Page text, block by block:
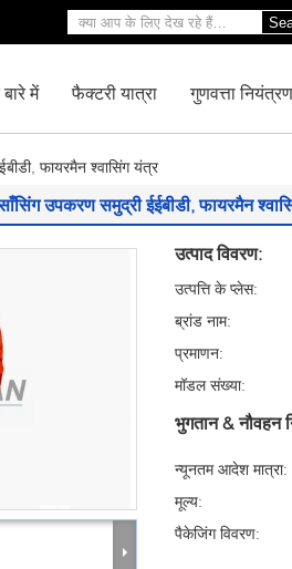
बारे में फैक्टरी यात्रा गुणवत्ता नियंत्रण
फायरमैन श्वासिंग यंत्र
उपकरण समुद्री ईईबीडी, फायरमैन
उत्पाद विवरण:
उत्पत्ति के प्लेस:
ब्रांड नाम:
प्रमाणन:
मॉडल संख्या:
भुगतान & नौवहन
न्यूनतम आदेश मात्रा:
मूल्य:
पैकेजिंग विवरण: